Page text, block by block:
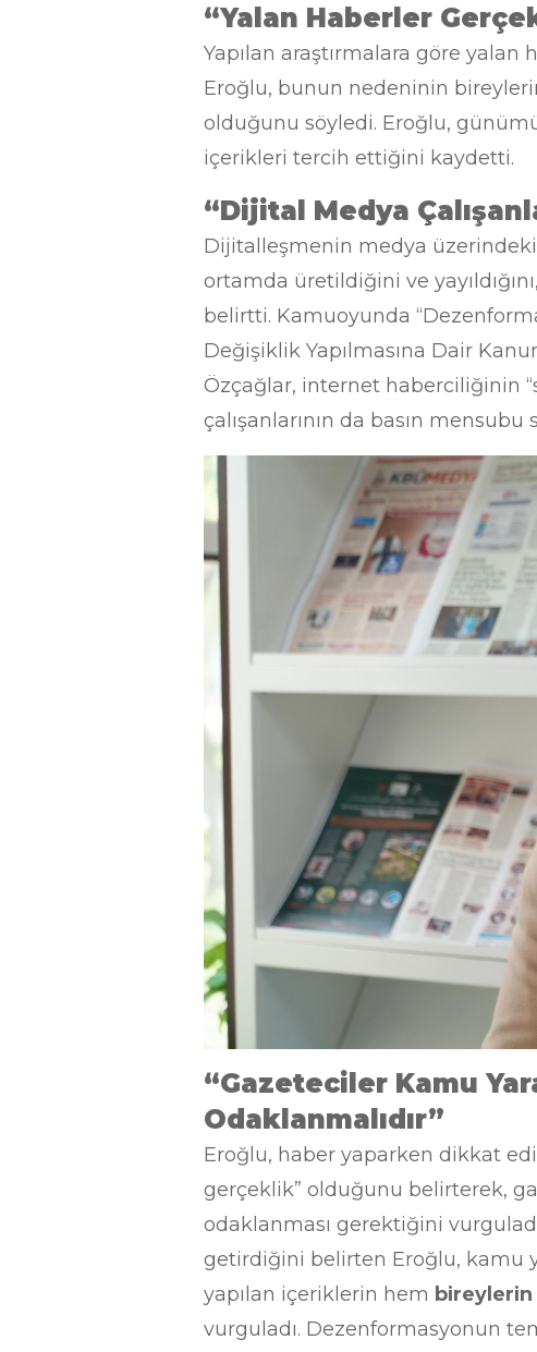
“Yalan Haberler
Yapılan araştırmalara göre yalan
Eroğlu, bunun nedeninin
olduğunu söyledi. Eroğlu,
içerikleri tercih ettiğini kaydetti.
“Dijital Medya
Dijitalleşmenin medya
ortamda üretildiğini ve
belirtti. Kamuoyunda
Değişiklik Yapılmasına Dair
Özçağlar, internet haberciliğinin
çalışanlarının da basın mensubu
“Gazeteciler Kamu
Odaklanmalıdır”
Eroğlu, haber yaparken dikkat
gerçeklik” olduğunu belirterek,
odaklanması gerektiğini
getirdiğini belirten Eroğlu, kamu
yapılan içeriklerin hem
vurguladı. Dezenformasyonun